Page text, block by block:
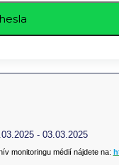
- 03.03.2025
monitoringu médií nájdete na: